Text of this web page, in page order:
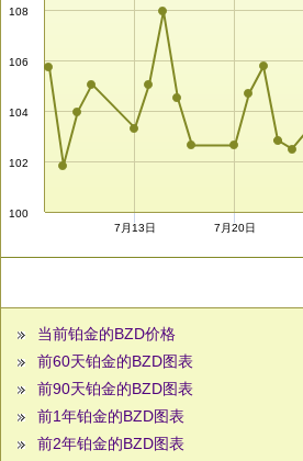
100
102
104
106
108
7月13日 7月20日
当前铂金的BZD价格
前60天铂金的BZD图表
前90天铂金的BZD图表
前1年铂金的BZD图表
前2年铂金的BZD图表